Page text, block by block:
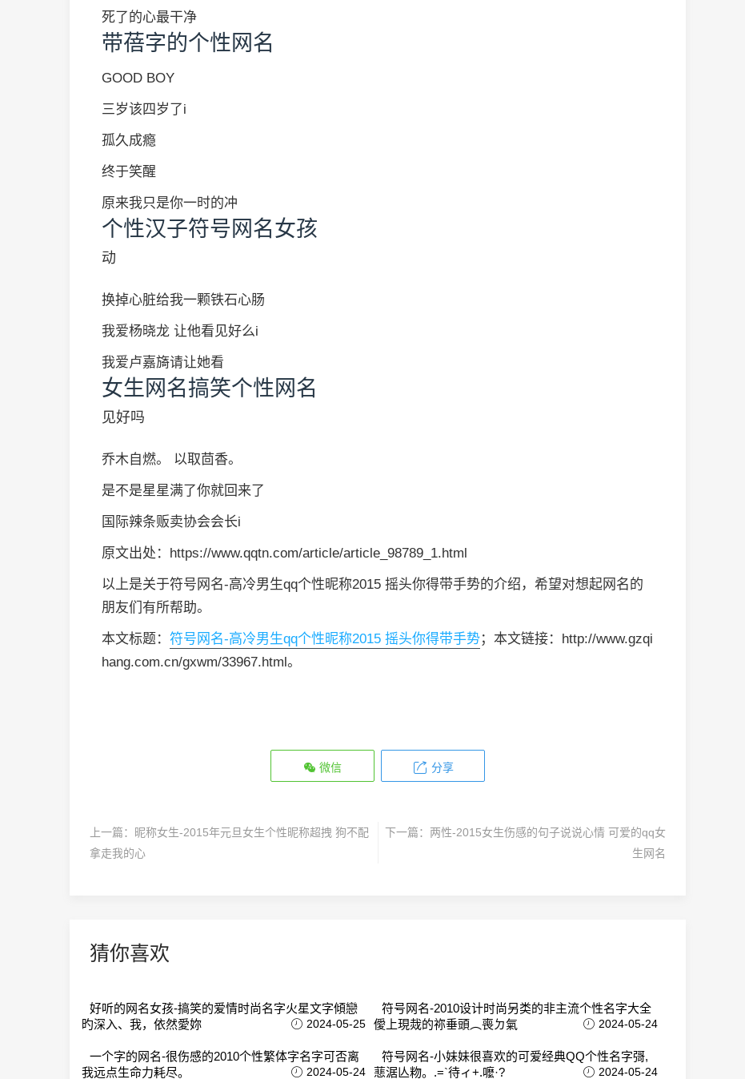
死了的心最干净
带蓓字的个性网名
GOOD BOY
三岁该四岁了i
孤久成瘾
终于笑醒
原来我只是你一时的冲
个性汉子符号网名女孩
动
换掉心脏给我一颗铁石心肠
我爱杨晓龙 让他看见好么i
我爱卢嘉旖请让她看
女生网名搞笑个性网名
见好吗
乔木自燃。 以取茴香。
是不是星星满了你就回来了
国际辣条贩卖协会会长i
原文出处：https://www.qqtn.com/article/article_98789_1.html
以上是关于符号网名-高冷男生qq个性昵称2015 摇头你得带手势的介绍，希望对想起网名的
朋友们有所帮助。
本文标题： 符号网名-高冷男生qq个性昵称2015 摇头你得带手势；本文链接：http://www.gzqi
hang.com.cn/gxwm/33967.html。
微信 分享
上一篇：
昵称女生-2015年元旦女生个性昵称超拽 狗不配
拿走我的心
下一篇： 两性-2015女生伤感的句子说说心情 可爱的qq女
生网名
猜你喜欢
好听的网名女孩-搞笑的爱情时尚名字火星文字傾戀
旳深入、我，依然愛妳
2024-05-25
符号网名-2010设计时尚另类的非主流个性名字大全
僾上現烖的祢垂頭︵喪ㄉ氣
2024-05-24
一个字的网名-很伤感的2010个性繁体字名字可否离
我远点生命力耗尽。
2024-05-24
符号网名-小妹妹很喜欢的可爱经典QQ个性名字彁,
蕜涺亾粅。.=`待ィ+.嚒·?
2024-05-24